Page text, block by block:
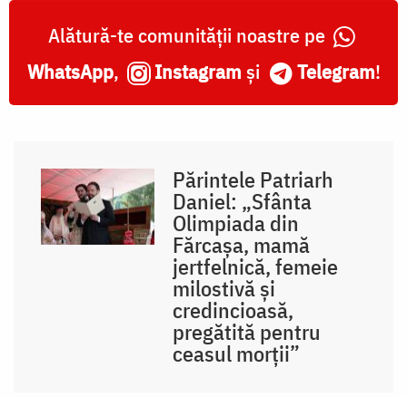
Alătură-te comunității noastre pe
WhatsApp, Instagram și Telegram!
Părintele Patriarh
Daniel: „Sfânta
Olimpiada din
Fărcașa, mamă
jertfelnică, femeie
milostivă și
credincioasă,
pregătită pentru
ceasul morții”